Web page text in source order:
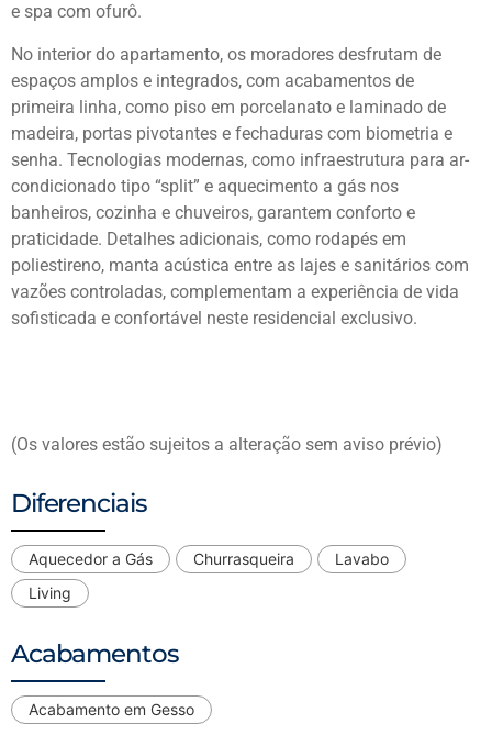
e spa com ofurô.
No interior do apartamento, os moradores desfrutam de
espaços amplos e integrados, com acabamentos de
primeira linha, como piso em porcelanato e laminado de
madeira, portas pivotantes e fechaduras com biometria e
senha. Tecnologias modernas, como infraestrutura para ar-
condicionado tipo “split” e aquecimento a gás nos
banheiros, cozinha e chuveiros, garantem conforto e
praticidade. Detalhes adicionais, como rodapés em
poliestireno, manta acústica entre as lajes e sanitários com
vazões controladas, complementam a experiência de vida
sofisticada e confortável neste residencial exclusivo.
(Os valores estão sujeitos a alteração sem aviso prévio)
Diferenciais
Aquecedor a Gás Churrasqueira
Lavabo
Living
Acabamentos
Acabamento em Gesso